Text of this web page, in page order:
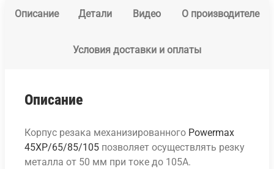
Описание Детали Видео О производителе
Условия доставки и оплаты
Описание
Корпус резака механизированного Powermax
45XP/65/85/105 позволяет осуществлять резку
металла от 50 мм при токе до 105А.